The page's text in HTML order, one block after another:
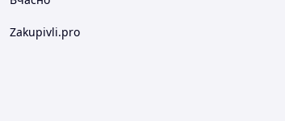
Zakupivli.pro